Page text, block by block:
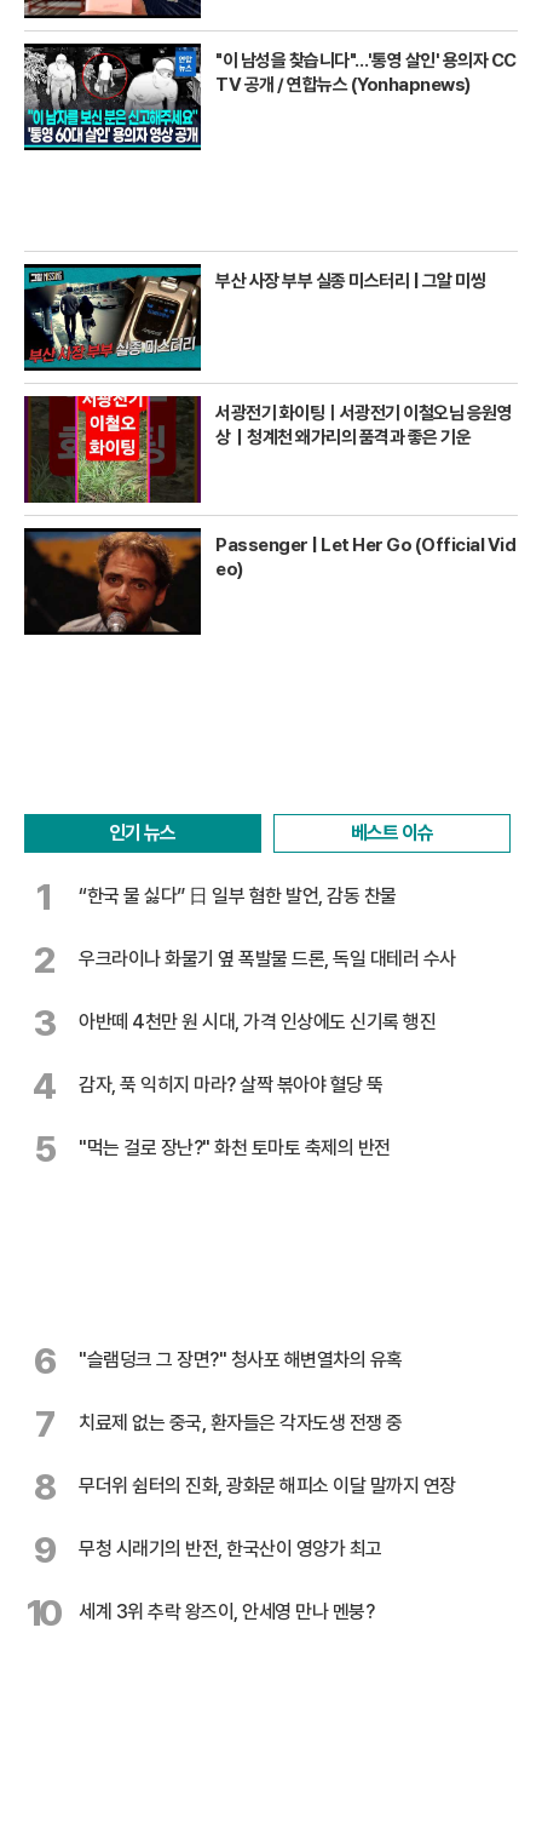
"이 남성을 찾습니다"…'통영 살인' 용의자 CC
TV 공개 / 연합뉴스 (Yonhapnews)
부산 사장 부부 실종 미스터리 | 그알 미씽
서광전기 화이팅ㅣ서광전기 이철오님 응원영
상｜청계천 왜가리의 품격과 좋은 기운
Passenger | Let Her Go (Official Vid
eo)
인기 뉴스 베스트 이슈
1 “한국 물 싫다” 日 일부 혐한 발언, 감동 찬물
2 우크라이나 화물기 옆 폭발물 드론, 독일 대테러 수사
3 아반떼 4천만 원 시대, 가격 인상에도 신기록 행진
4 감자, 푹 익히지 마라? 살짝 볶아야 혈당 뚝
5 "먹는 걸로 장난?" 화천 토마토 축제의 반전
6 "슬램덩크 그 장면?" 청사포 해변열차의 유혹
7 치료제 없는 중국, 환자들은 각자도생 전쟁 중
8 무더위 쉼터의 진화, 광화문 해피소 이달 말까지 연장
9 무청 시래기의 반전, 한국산이 영양가 최고
10 세계 3위 추락 왕즈이, 안세영 만나 멘붕?